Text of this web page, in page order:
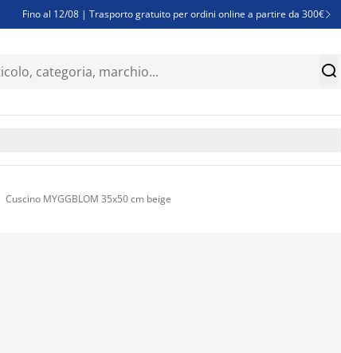
Fino al 12/08 | Trasporto gratuito per ordini online a partire da 300€ 
Finanziamenti - Scegli il piano di rimborso più adatto a te 
Cuscino MYGGBLOM 35x50 cm beige